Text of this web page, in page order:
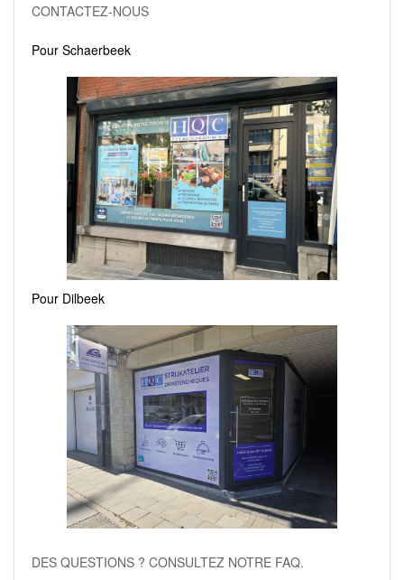
CONTACTEZ-NOUS
Pour Schaerbeek
Pour Dilbeek
DES QUESTIONS ? CONSULTEZ NOTRE FAQ.